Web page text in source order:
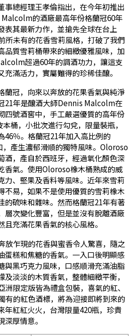
事總經理王孝倫指出，在今年初推出
的酒廠最高年份格蘭冠60年
表其最新力作，並搶先全球在台上
所未有的花香雪莉風格，打破了我們
品質雪莉桶帶來的細緻優雅風味，加
超過60年的調酒功力，讓這支
滿活力，實屬難得的珍稀佳釀。
蘭冠，向來以奔放的花果香氣與純淨
21年是釀酒大師Dennis Malcolm在
四號酒窖中，手工嚴選優質的高年份
桶，小批次進行勾兌，限量裝瓶，
46％。格蘭冠21年加入高比例的
產生濃郁滑順的獨特風味。Oloroso
酒，產自於西班牙，經過氧化顏色深
香氣。使用Oloroso橡木桶熟成的威
力、堅果及香料等風味。近年來雪莉
不易，如果不是使用優質的雪莉橡木
的硫味和雜味。然而格蘭冠21年有著
層次變化豐富，但是並沒有脫離酒廠
充滿花果香氣的核心風格。
放乍現的花香與蜜香令人驚喜，隨之
蛋糕和焦糖的香氣。一入口後明顯感
與黑巧克力風味，口感順滑充滿油脂
淡淡的木質香氣，整體細緻平衡，
限定版皆為禮盒包裝，喜氣的紅、
有的紅色酒標，將為迎接即將到來的
年紅紅火火，台灣限量420瓶，珍貴
厚情意。